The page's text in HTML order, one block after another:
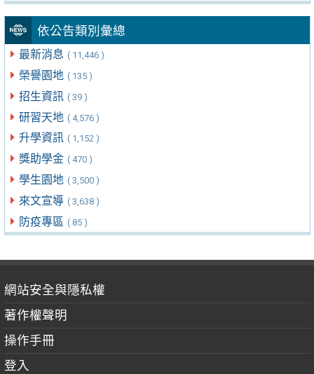
依公告類別彙總
最新消息 ( 11,446 )
榮譽園地 ( 135 )
招生資訊 ( 39 )
研習天地 ( 4,576 )
升學資訊 ( 1,152 )
獎助學金 ( 470 )
學生園地 ( 3,500 )
來文宣導 ( 3,638 )
防疫專區 ( 85 )
網站安全與隱私權
著作權聲明
操作手冊
登入